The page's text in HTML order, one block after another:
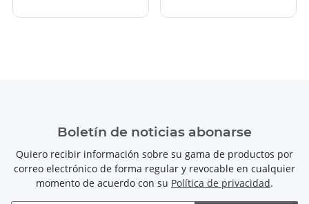
Boletín de noticias abonarse
Quiero recibir información sobre su gama de productos por
correo electrónico de forma regular y revocable en cualquier
momento de acuerdo con su Política de privacidad.